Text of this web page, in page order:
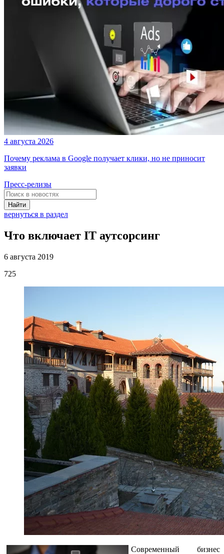
4 августа 2026
Почему реклама в Google получает клики, но не приносит
заявки
Пресс-релизы
Найти
вернуться в раздел
Что включает IT аутсорсинг
6 августа 2019
725
Современный бизнес